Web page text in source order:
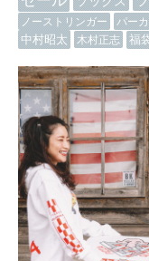
ノーストリンガー パー
中村昭太 木村正志 福